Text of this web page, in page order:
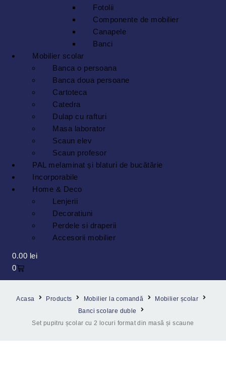
Fotolii
Componente de mobilier
Canapele
Banci
Mobilier scolar
Banca o persoana
Banca doua persoane
Cartoteca
Catedra
Dulap cu rafturi
Masa laborator
Scaun elev
Scaun profesor
PAL melaminat și blaturi de bucătărie
Incorporabile
Home & Deco
Lenjerii
Decoratiuni
Perdele si draperii
Accesorii mobilier
0.00 lei
0
Acasa Products Mobilier la comandă
Mobilier școlar
Banci scolare duble
Set pupitru școlar cu 2 locuri format din masă și scaune